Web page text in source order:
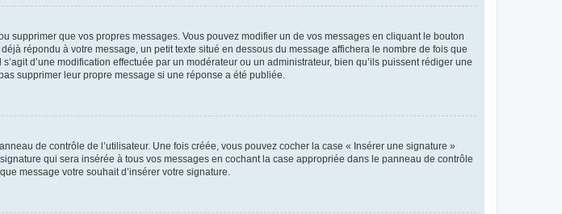
que vos propres messages. Vous pouvez modifier un de vos messages en cliquant le bouton
répondu à votre message, un petit texte situé en dessous du message affichera le nombre de fois que
d’une modification effectuée par un modérateur ou un administrateur, bien qu’ils puissent rédiger une
supprimer leur propre message si une réponse a été publiée.
de contrôle de l’utilisateur. Une fois créée, vous pouvez cocher la case « Insérer une signature »
qui sera insérée à tous vos messages en cochant la case appropriée dans le panneau de contrôle
message votre souhait d’insérer votre signature.